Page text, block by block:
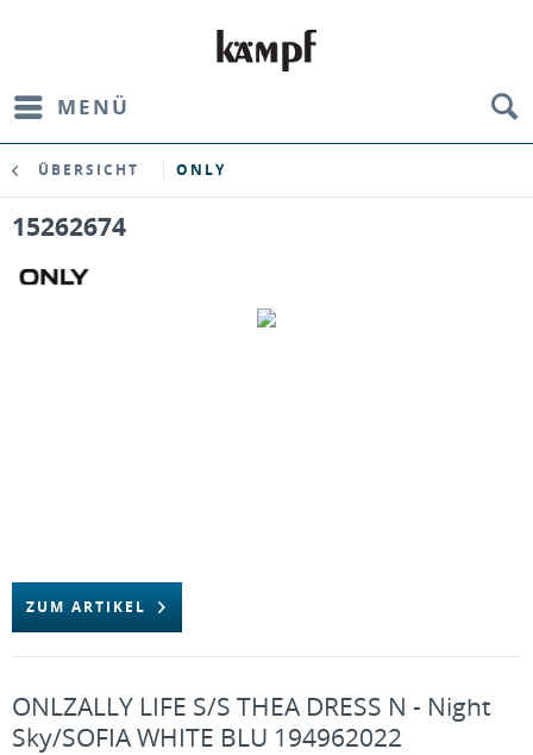
MENÜ
ÜBERSICHT ONLY
15262674
ZUM ARTIKEL
ONLZALLY LIFE S/S THEA DRESS N - Night
Sky/SOFIA WHITE BLU 194962022